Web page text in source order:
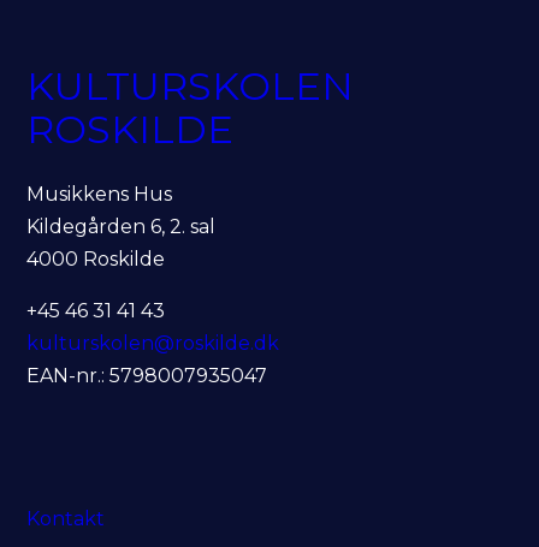
KULTURSKOLEN
ROSKILDE
Musikkens Hus
Kildegården 6, 2. sal
4000 Roskilde
+45 46 31 41 43
kulturskolen@roskilde.dk
EAN-nr.: 5798007935047
Kontakt